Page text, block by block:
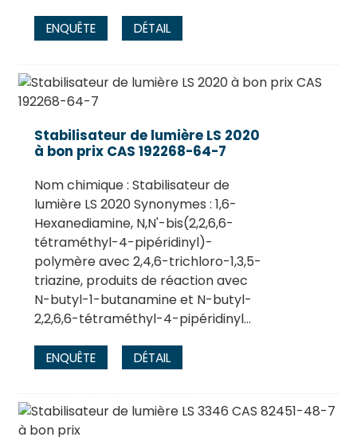
ENQUÊTE DÉTAIL
Stabilisateur de lumière LS 2020
à bon prix CAS 192268-64-7
Nom chimique : Stabilisateur de
lumière LS 2020 Synonymes : 1,6-
Hexanediamine, N,N'-bis(2,2,6,6-
tétraméthyl-4-pipéridinyl)-
polymère avec 2,4,6-trichloro-1,3,5-
triazine, produits de réaction avec
N-butyl-1-butanamine et N-butyl-
2,2,6,6-tétraméthyl-4-pipéridinyl...
ENQUÊTE DÉTAIL